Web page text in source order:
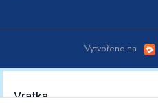
Vytvořeno na